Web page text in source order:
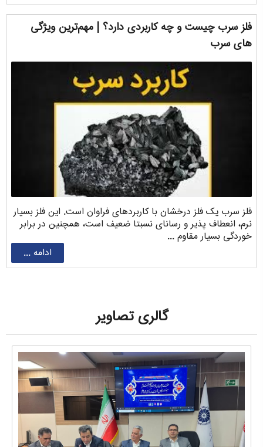
فلز سرب چیست و چه کاربردی دارد؟ | مهم‌ترین ویژگی
های سرب
فلز سرب یک فلز درخشان با کاربردهای فراوان است. این فلز بسیار
نرم، انعطاف پذیر و رسانای نسبتا ضعیف است، همچنین در برابر
خوردگی بسیار مقاوم ...
ادامه ...
گالری تصاویر